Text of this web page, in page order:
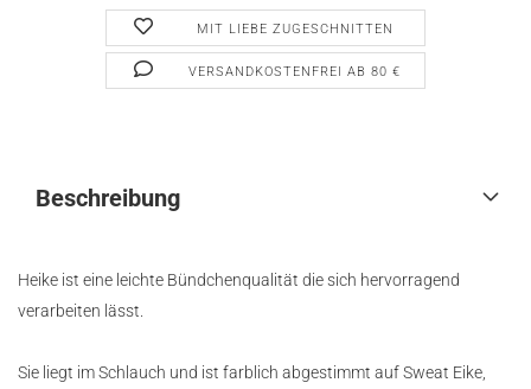
MIT LIEBE ZUGESCHNITTEN
VERSANDKOSTENFREI AB 80 €
Beschreibung
Heike ist eine leichte Bündchenqualität die sich hervorragend
verarbeiten lässt.
Sie liegt im Schlauch und ist farblich abgestimmt auf Sweat Eike,